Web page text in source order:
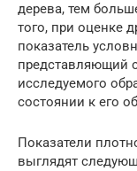
дерева, тем
того, при оценке
показатель
представляющий
исследуемого
состоянии к его
Показатели
выглядят